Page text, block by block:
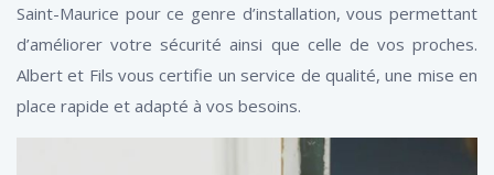
Saint-Maurice pour ce genre d’installation, vous permettant
d’améliorer votre sécurité ainsi que celle de vos proches.
Albert et Fils vous certifie un service de qualité, une mise en
place rapide et adapté à vos besoins.